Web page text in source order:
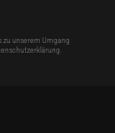
zu unserem Umgang